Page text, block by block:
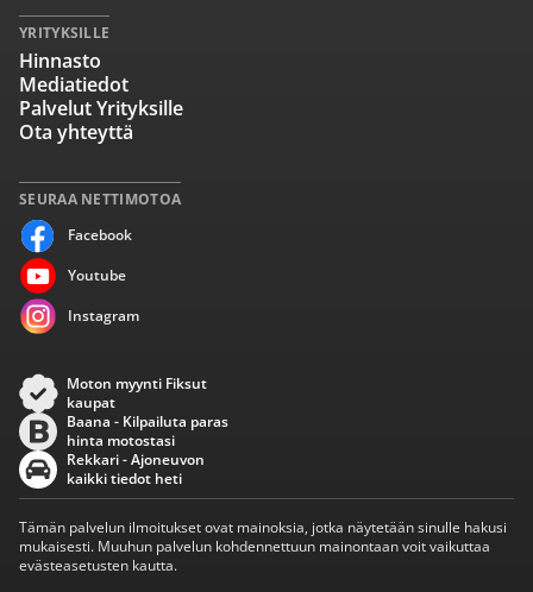
SEURAA NETTIMOTOA
Facebook
Youtube
Instagram
YRITYKSILLE
Hinnasto
Mediatiedot
Palvelut Yrityksille
Ota yhteyttä
Moton myynti Fiksut
kaupat
Baana - Kilpailuta paras
hinta motostasi
Rekkari - Ajoneuvon
kaikki tiedot heti
Tämän palvelun ilmoitukset ovat mainoksia, jotka näytetään sinulle hakusi
mukaisesti. Muuhun palvelun kohdennettuun mainontaan voit vaikuttaa
evästeasetusten kautta.